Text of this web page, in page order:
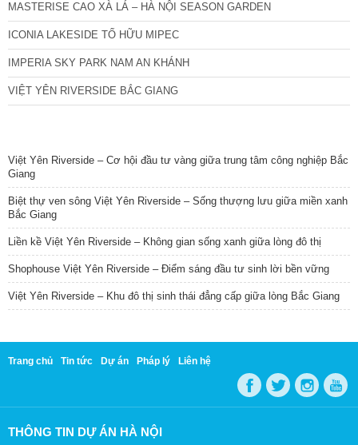
MASTERISE CAO XÀ LÁ – HÀ NỘI SEASON GARDEN
ICONIA LAKESIDE TỐ HỮU MIPEC
IMPERIA SKY PARK NAM AN KHÁNH
VIỆT YÊN RIVERSIDE BẮC GIANG
Việt Yên Riverside – Cơ hội đầu tư vàng giữa trung tâm công nghiệp Bắc
Giang
Biệt thự ven sông Việt Yên Riverside – Sống thượng lưu giữa miền xanh
Bắc Giang
Liền kề Việt Yên Riverside – Không gian sống xanh giữa lòng đô thị
Shophouse Việt Yên Riverside – Điểm sáng đầu tư sinh lời bền vững
Việt Yên Riverside – Khu đô thị sinh thái đẳng cấp giữa lòng Bắc Giang
Trang chủ Tin tức Dự án Pháp lý Liên hệ
THÔNG TIN DỰ ÁN HÀ NỘI